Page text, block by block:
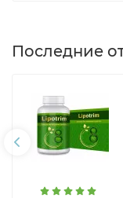
Последние